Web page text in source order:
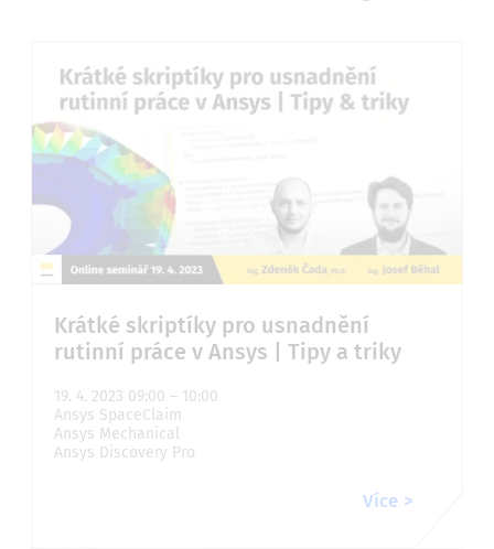
Krátké skriptíky pro usnadnění
rutinní práce v Ansys | Tipy a triky
19. 4. 2023 09:00 – 10:00
Ansys SpaceClaim
Ansys Mechanical
Ansys Discovery Pro
Více